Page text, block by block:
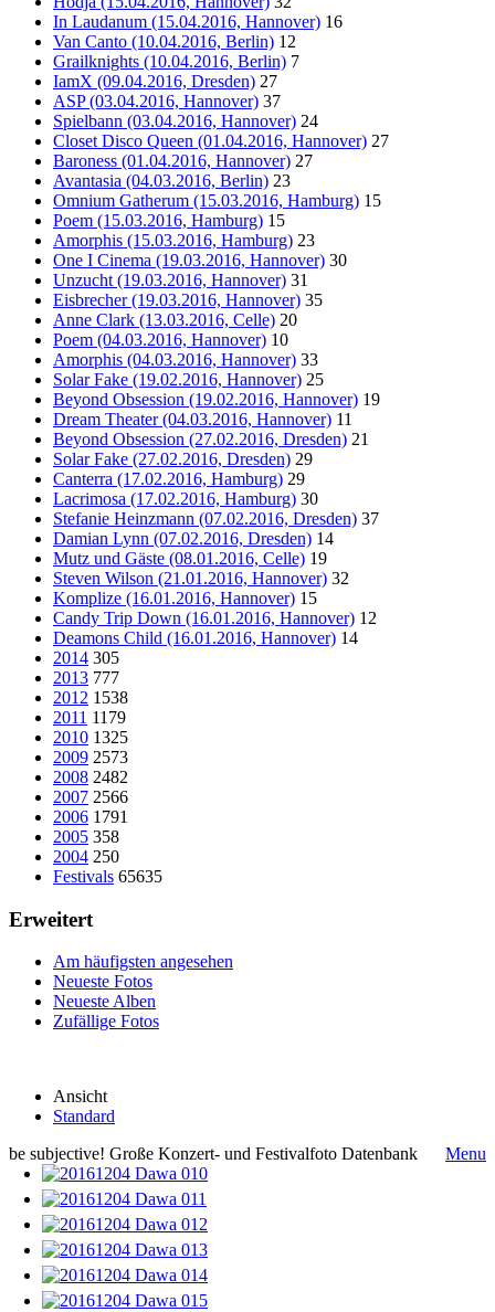
In Laudanum (15.04.2016, Hannover) 16
Van Canto (10.04.2016, Berlin) 12
Grailknights (10.04.2016, Berlin) 7
IamX (09.04.2016, Dresden) 27
ASP (03.04.2016, Hannover) 37
Spielbann (03.04.2016, Hannover) 24
Closet Disco Queen (01.04.2016, Hannover) 27
Baroness (01.04.2016, Hannover) 27
Avantasia (04.03.2016, Berlin) 23
Omnium Gatherum (15.03.2016, Hamburg) 15
Poem (15.03.2016, Hamburg) 15
Amorphis (15.03.2016, Hamburg) 23
One I Cinema (19.03.2016, Hannover) 30
Unzucht (19.03.2016, Hannover) 31
Eisbrecher (19.03.2016, Hannover) 35
Anne Clark (13.03.2016, Celle) 20
Poem (04.03.2016, Hannover) 10
Amorphis (04.03.2016, Hannover) 33
Solar Fake (19.02.2016, Hannover) 25
Beyond Obsession (19.02.2016, Hannover) 19
Dream Theater (04.03.2016, Hannover) 11
Beyond Obsession (27.02.2016, Dresden) 21
Solar Fake (27.02.2016, Dresden) 29
Canterra (17.02.2016, Hamburg) 29
Lacrimosa (17.02.2016, Hamburg) 30
Stefanie Heinzmann (07.02.2016, Dresden) 37
Damian Lynn (07.02.2016, Dresden) 14
Mutz und Gäste (08.01.2016, Celle) 19
Steven Wilson (21.01.2016, Hannover) 32
Komplize (16.01.2016, Hannover) 15
Candy Trip Down (16.01.2016, Hannover) 12
Deamons Child (16.01.2016, Hannover) 14
2014 305
2013 777
2012 1538
2011 1179
2010 1325
2009 2573
2008 2482
2007 2566
2006 1791
2005 358
2004 250
Festivals 65635
Erweitert
Am häufigsten angesehen
Neueste Fotos
Neueste Alben
Zufällige Fotos
Ansicht
Standard
be subjective! Große Konzert- und Festivalfoto Datenbank
Menu